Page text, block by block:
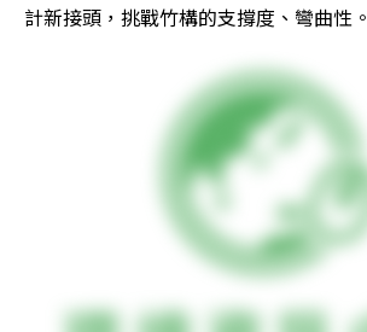
計新接頭，挑戰竹構的支撐度、彎曲性。